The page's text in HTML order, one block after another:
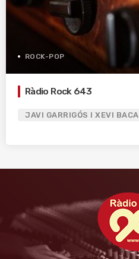
ROCK-POP
Ràdio Rock 643
JAVI GARRIGÓS I XEVI BACA